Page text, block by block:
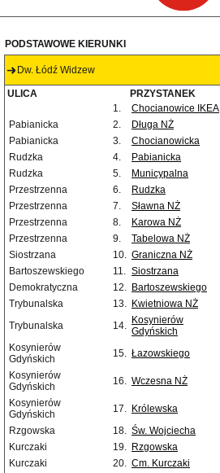
PODSTAWOWE KIERUNKI
Dw. Łódź Widzew
ULICA PRZYSTANEK
1.
Chocianowice IKEA
Pabianicka
2. Długa NŻ
Pabianicka
3. Chocianowicka
Rudzka
4. Pabianicka
Rudzka
5. Municypalna
Przestrzenna
6. Rudzka
Przestrzenna
7. Sławna NŻ
Przestrzenna
8. Karowa NŻ
Przestrzenna
9.
Tabelowa NŻ
Siostrzana
10. Graniczna NŻ
Bartoszewskiego
11. Siostrzana
Demokratyczna
12. Bartoszewskiego
Trybunalska
13. Kwietniowa NŻ
Trybunalska
14. Kosynierów
Gdyńskich
Kosynierów
Gdyńskich
15. Łazowskiego
Kosynierów
Gdyńskich
16. Wczesna NŻ
Kosynierów
Gdyńskich
17. Królewska
Rzgowska 18. Św. Wojciecha
Kurczaki
19. Rzgowska
Kurczaki
20. Cm. Kurczaki